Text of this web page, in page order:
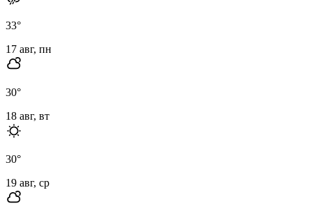
33°
17 авг, пн
30°
18 авг, вт
30°
19 авг, ср